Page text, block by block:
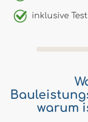
inklusive
warum